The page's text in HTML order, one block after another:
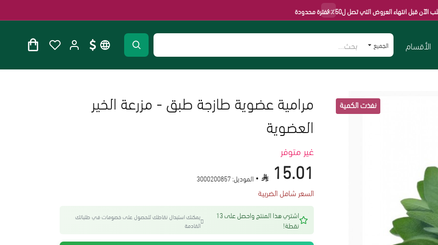
العروض التي تصل ل50٪ لفترة محدودة ×
الأقسام الجميع
غير متوفر
مرامية عضوية طازجة طبق - مزرعة الخير
العضوية
15.01
السعر شامل الضريبة
الموديل:3000200857
اشتري هذا المنتج واحصل على 13
نقطة!
يمكنك استبدال نقاطك للحصول على خصومات في طلباتك
القادمة